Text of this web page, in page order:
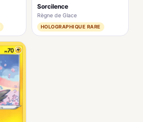
Sorcilence
Règne de Glace
HOLOGRAPHIQUE RARE